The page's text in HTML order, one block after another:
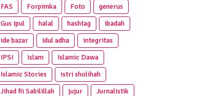
FAS
Forpimka Foto
generus
Gus Ipul
halal hashtag
ibadah
ide bazar
Idul adha
integritas
IPSI
islam
Islamic Dawa
Islamic Stories
istri sholihah
Jihad fii Sabilillah
jujur
Jurnalistik